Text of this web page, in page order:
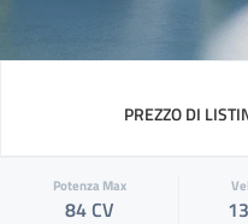
PREZZO DI
Potenza Max
84 CV